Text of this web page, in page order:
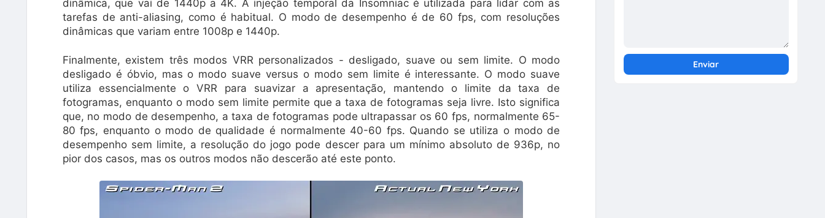
dinâmica, que vai de 1440p a 4K. A injeção temporal da Insomniac é utilizada para lidar com as
tarefas de anti-aliasing, como é habitual. O modo de desempenho é de 60 fps, com resoluções
dinâmicas que variam entre 1008p e 1440p.
Finalmente, existem três modos VRR personalizados - desligado, suave ou sem limite. O modo
desligado é óbvio, mas o modo suave versus o modo sem limite é interessante. O modo suave
utiliza essencialmente o VRR para suavizar a apresentação, mantendo o limite da taxa de
fotogramas, enquanto o modo sem limite permite que a taxa de fotogramas seja livre. Isto significa
que, no modo de desempenho, a taxa de fotogramas pode ultrapassar os 60 fps, normalmente 65-
80 fps, enquanto o modo de qualidade é normalmente 40-60 fps. Quando se utiliza o modo de
desempenho sem limite, a resolução do jogo pode descer para um mínimo absoluto de 936p, no
pior dos casos, mas os outros modos não descerão até este ponto.